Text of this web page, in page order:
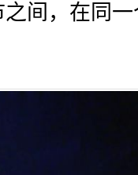
间，在同